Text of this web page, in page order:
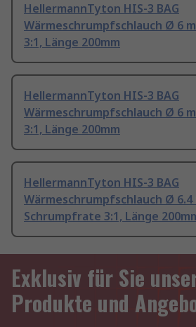
HellermannTyton HIS-3 BAG
Wärmeschrumpfschlauch Ø 6
3:1, Länge 200mm
HellermannTyton HIS-3 BAG
Wärmeschrumpfschlauch Ø 6
3:1, Länge 200mm
HellermannTyton HIS-3 BAG
Wärmeschrumpfschlauch Ø 6.4
Schrumpfrate 3:1, Länge
Exklusiv für Sie
Produkte und